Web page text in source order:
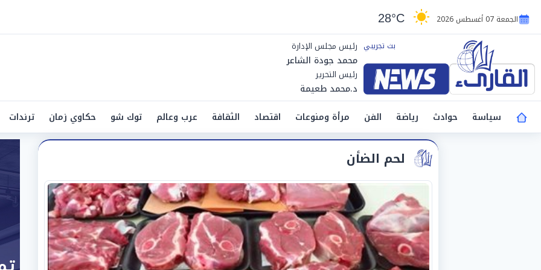
الجمعة 07 أغسطس 2026 28°C
رئيس مجلس الإدارة
محمد جودة الشاعر
رئيس التحرير
د.محمد طعيمة
سياسة
حوادث رياضة الفن مرأة ومنوعات اقتصاد الثقافة عرب وعالم توك شو حكاوي زمان ترندات
لحم الضأن